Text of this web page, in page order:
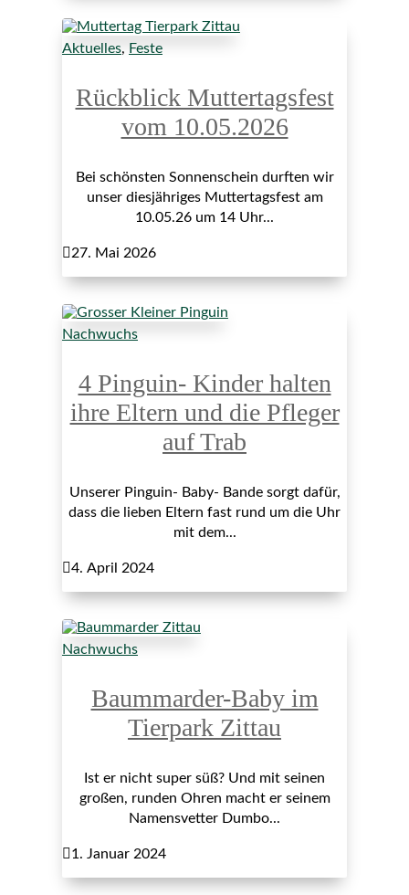
Aktuelles, Feste
Rückblick Muttertagsfest
vom 10.05.2026
Bei schönsten Sonnenschein durften wir
unser diesjähriges Muttertagsfest am
10.05.26 um 14 Uhr...
27. Mai 2026
Nachwuchs
4 Pinguin- Kinder halten
ihre Eltern und die Pfleger
auf Trab
Unserer Pinguin- Baby- Bande sorgt dafür,
dass die lieben Eltern fast rund um die Uhr
mit dem...
4. April 2024
Nachwuchs
Baummarder-Baby im
Tierpark Zittau
Ist er nicht super süß? Und mit seinen
großen, runden Ohren macht er seinem
Namensvetter Dumbo...
1. Januar 2024